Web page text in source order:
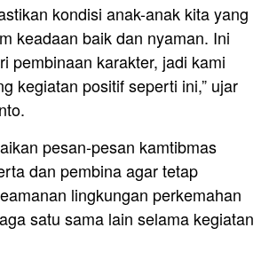
kondisi anak-anak kita yang
keadaan baik dan nyaman. Ini
pembinaan karakter, jadi kami
kegiatan positif seperti ini,” ujar
pesan-pesan kamtibmas
dan pembina agar tetap
lingkungan perkemahan
satu sama lain selama kegiatan